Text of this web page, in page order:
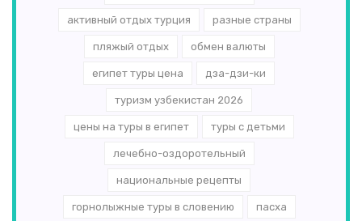
активный отдых турция разные страны
пляжый отдых обмен валюты
египет туры цена дза-дзи-ки
туризм узбекистан 2026
цены на туры в египет туры с детьми
лечебно-оздоротельный
национальные рецепты
горнолыжные туры в словению пасха